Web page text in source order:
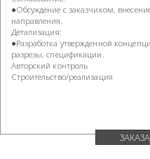
●Обсуждение с заказчиком,
направления.
Детализация:
●Разработка утвержденной
разрезы, спецификации.
Авторский контроль
Строительство/реализация